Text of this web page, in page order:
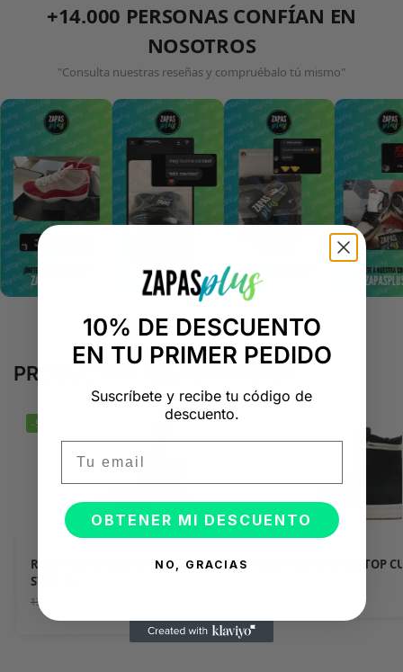
+14.000 PERSONAS CONFÍAN EN
NOSOTROS
"Consulta nuestras reseñas y compruébalo tú mismo"
PRODUCTOS RELACIONADOS
-50%
RICK OWENS CHUCK TAYLOR ALL
STAR 70
139,98
RICK OWENS HIGH-TOP
10% DE DESCUENTO
EN TU PRIMER PEDIDO
Suscríbete y recibe tu código de
descuento.
OBTENER MI DESCUENTO
NO, GRACIAS